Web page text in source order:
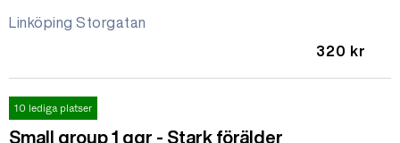
Linköping Storgatan
320 kr
10 lediga platser
Small group 1 ggr - Stark förälder